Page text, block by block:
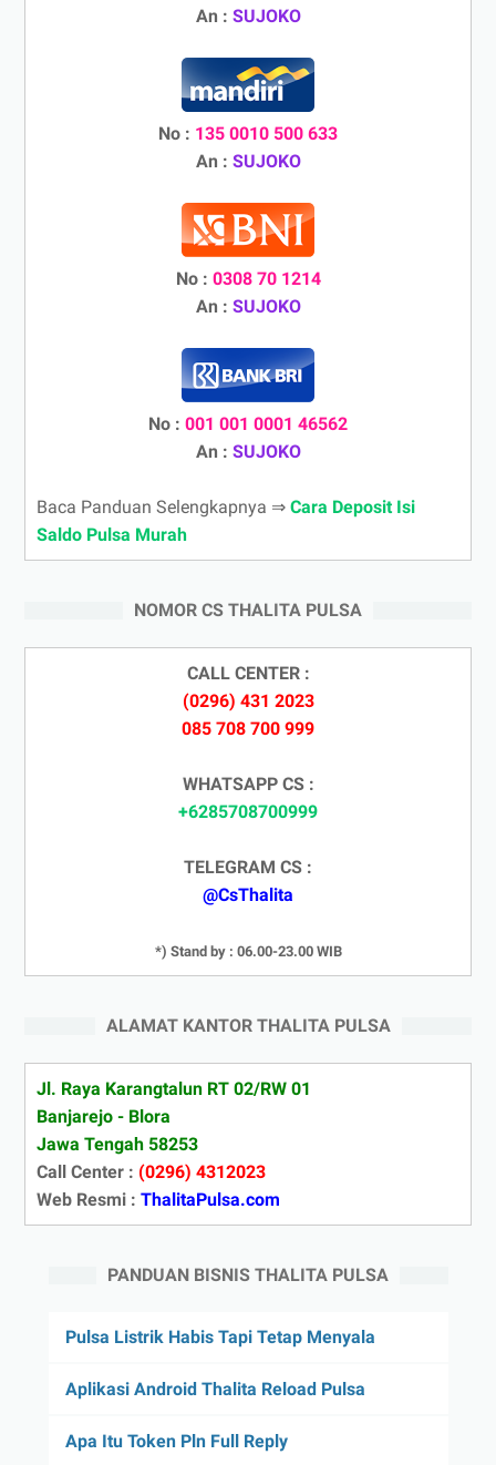
An : SUJOKO
No : 135 0010 500 633
An : SUJOKO
No : 0308 70 1214
An : SUJOKO
No : 001 001 0001 46562
An : SUJOKO
Baca Panduan Selengkapnya ⇒ Cara Deposit Isi
Saldo Pulsa Murah
NOMOR CS THALITA PULSA
CALL CENTER :
(0296) 431 2023
085 708 700 999
WHATSAPP CS :
+6285708700999
TELEGRAM CS :
@CsThalita
*) Stand by : 06.00-23.00 WIB
ALAMAT KANTOR THALITA PULSA
Jl. Raya Karangtalun RT 02/RW 01
Banjarejo - Blora
Jawa Tengah 58253
Call Center : (0296) 4312023
Web Resmi : ThalitaPulsa.com
PANDUAN BISNIS THALITA PULSA
Pulsa Listrik Habis Tapi Tetap Menyala
Aplikasi Android Thalita Reload Pulsa
Apa Itu Token Pln Full Reply